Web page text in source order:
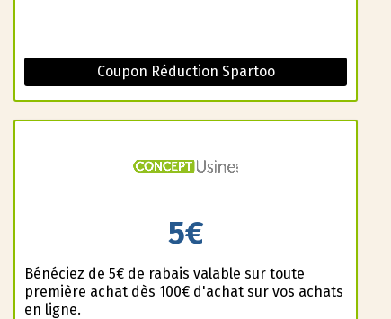
Coupon Réduction Spartoo
5€
Bénéficiez de 5€ de rabais valable sur toute
première achat dès 100€ d'achat sur vos achats
en ligne.